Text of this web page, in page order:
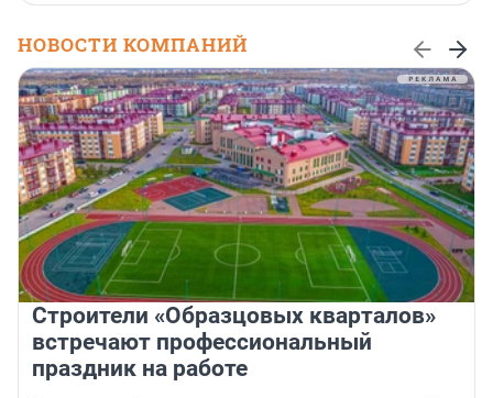
НОВОСТИ КОМПАНИЙ
Строители «Образцовых кварталов»
встречают профессиональный
праздник на работе